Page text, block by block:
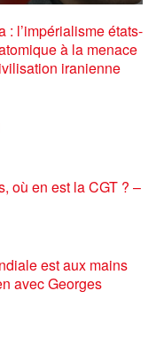
: l’impérialisme états-
à la menace
iranienne
où en est la CGT ? –
est aux mains
avec Georges